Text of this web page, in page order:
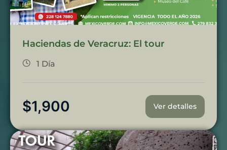
Haciendas de Veracruz: El tour
1 Día
$1,900 Ver detalles